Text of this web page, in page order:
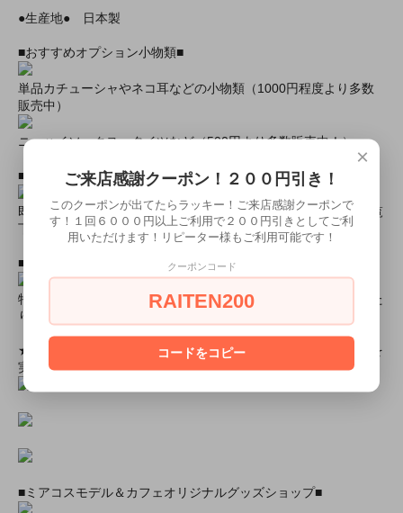
●生産地● 日本製
■おすすめオプション小物類■
単品カチューシャやネコ耳などの小物類（1000円程度より多数
販売中）
ニーハイソックス、タイツなど（500円より多数販売中！）
■すぐに商品が欲しい！！という方■
即日配達商品一覧がございますので、よろしければそちらをご覧
下さいませ。
■とにかく安くて高品質な商品が欲しい！という方■
特別割引商品を掲載しています！最大８０％引きの商品もあった
りします！
★ミアカフェ・ミアリラではミアコス衣装を着用したイベントを
実施中★
■ミアコスモデル＆カフェオリジナルグッズショップ■
×
ご来店感謝クーポン！２００円引き！
このクーポンが出てたらラッキー！ご来店感謝クーポンで
す！１回６０００円以上ご利用で２００円引きとしてご利
用いただけます！リピーター様もご利用可能です！
クーポンコード
RAITEN200
コードをコピー